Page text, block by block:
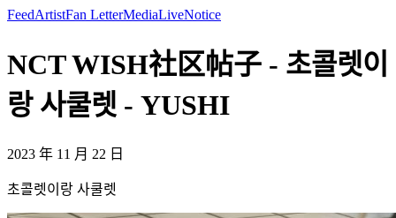
FeedArtistFan LetterMediaLiveNotice
NCT WISH社区帖子 - 초콜렛이
랑 사쿨렛 - YUSHI
2023 年 11 月 22 日
초콜렛이랑 사쿨렛